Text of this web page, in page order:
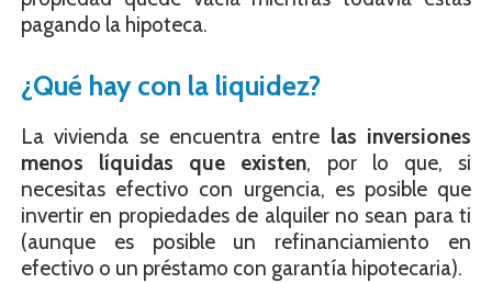
pagando la hipoteca.
¿Qué hay con la liquidez?
La vivienda se encuentra entre las inversiones
menos líquidas que existen, por lo que, si
necesitas efectivo con urgencia, es posible que
invertir en propiedades de alquiler no sean para ti
(aunque es posible un refinanciamiento en
efectivo o un préstamo con garantía hipotecaria).